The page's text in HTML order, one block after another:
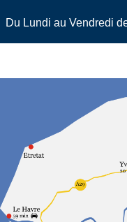
Du Lundi au Vendredi